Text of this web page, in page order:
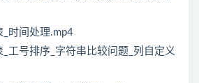
_时间处理.mp4
_工号排序_字符串比较问题_列自定义